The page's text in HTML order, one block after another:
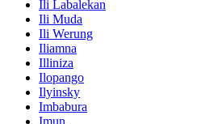
Ili Labalekan
Ili Muda
Ili Werung
Iliamna
Illiniza
Ilopango
Ilyinsky
Imbabura
Imun